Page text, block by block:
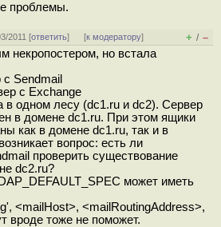
проблемы.
2011 [ответить] [к модератору] + / –
некропостером, но встала
Sendmail
с Exchange
в одном лесу (dc1.ru и dc2). Сервер
в домене dc1.ru. При этом ящики
как в домене dc1.ru, так и в
вопрос: есть ли
проверить существование
dc2.ru?
может иметь
<mailHost>, <mailRoutingAddress>,
вроде тоже не поможет.